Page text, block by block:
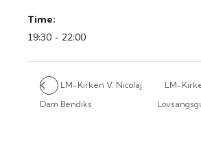
Time:
19:30 - 22:00
LM-Kirken V. Nicolaj
Dam Bendiks
LM-